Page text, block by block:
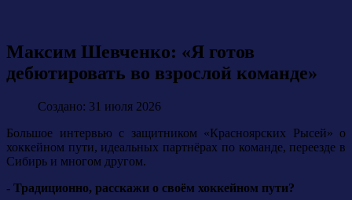
Максим Шевченко: «Я готов
дебютировать во взрослой команде»
Создано: 31 июля 2026
Большое интервью с защитником «Красноярских Рысей» о
хоккейном пути, идеальных партнёрах по команде, переезде в
Сибирь и многом другом.
- Традиционно, расскажи о своём хоккейном пути?